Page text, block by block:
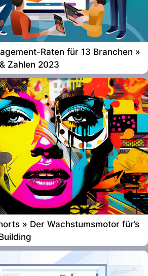
Raten für 13 Branchen »
Zahlen 2023
» Der Wachstumsmotor für’s